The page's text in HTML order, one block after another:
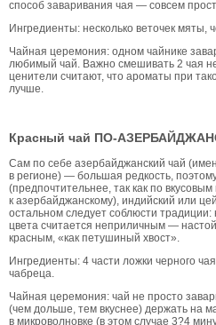
способ заваривания чая — совсем
Ингредиенты: несколько веточек мяты,
Чайная церемония: одном чайнике
любимый чай. Важно смешивать 2 чая
ценители считают, что ароматы при
лучше.
Красный чай ПО-
Сам по себе азербайджанский чай
в регионе) — большая редкость,
(предпочтительнее, так как по
к азербайджанскому), индийский или
остальном следует соблюсти
цвета считается неприличным —
красным, «как петушиный хвост».
Ингредиенты: 4 части ложки черного
чабреца.
Чайная церемония: чай не просто
(чем дольше, тем вкуснее) держать на
в микроволновке (в этом случае 3?4